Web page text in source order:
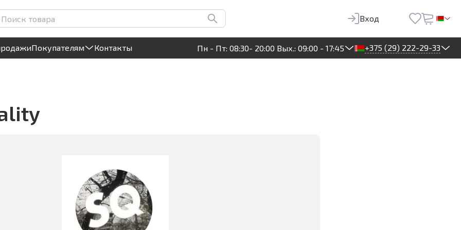
Круглосуточный! Прием заявок на сайте
Вход
Покупателям Контакты Пн - Пт: 08:30- 20:00 Вых.: 09:00 - 17:45 +375 (29) 222-29-33